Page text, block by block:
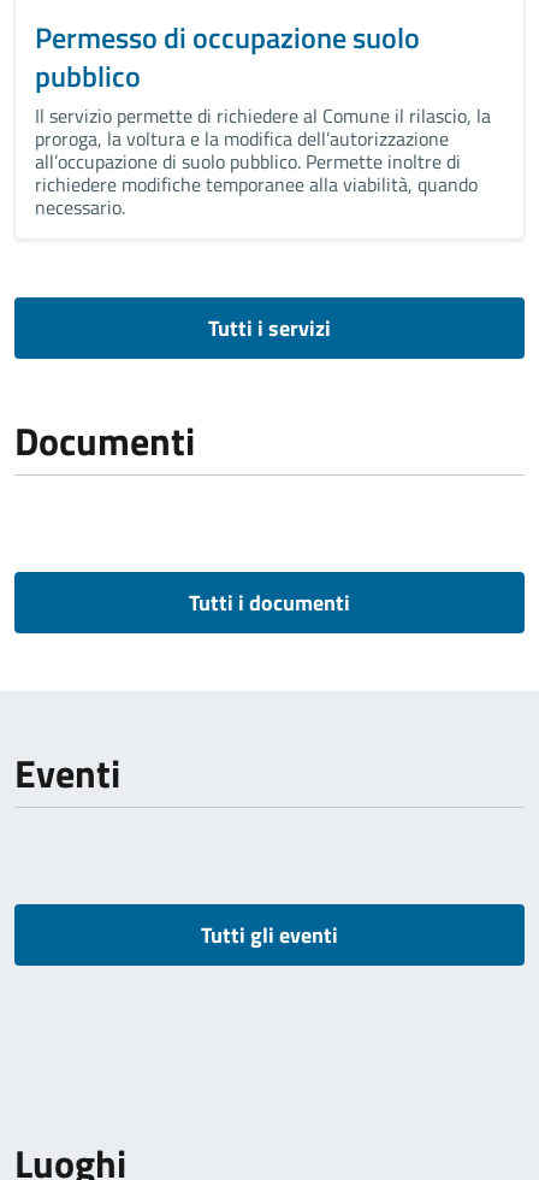
Permesso di occupazione suolo
pubblico
Il servizio permette di richiedere al Comune il rilascio, la
proroga, la voltura e la modifica dell’autorizzazione
all’occupazione di suolo pubblico. Permette inoltre di
richiedere modifiche temporanee alla viabilità, quando
necessario.
Tutti i servizi
Documenti
Tutti i documenti
Eventi
Tutti gli eventi
Luoghi